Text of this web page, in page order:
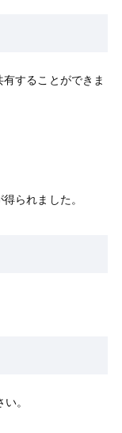
することができま
られました。
。